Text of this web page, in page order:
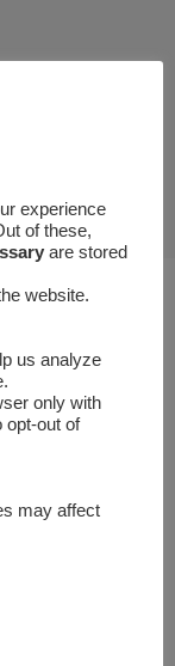
experience
of these,
are stored
website.
us analyze
only with
opt-out of
may affect